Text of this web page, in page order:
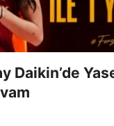
Daikin’de